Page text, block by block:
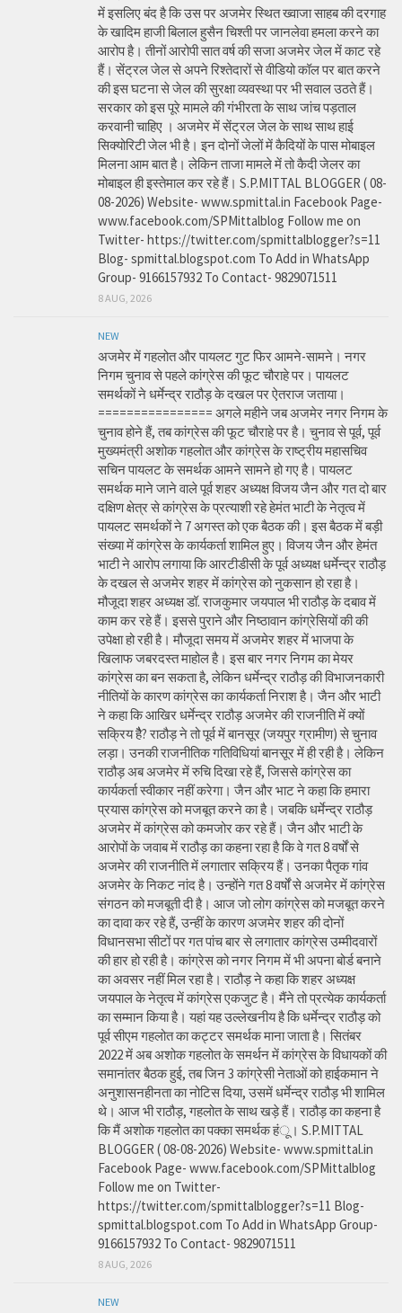
में इसलिए बंद है कि उस पर अजमेर स्थित ख्वाजा साहब की दरगाह
के खादिम हाजी बिलाल हुसैन चिश्ती पर जानलेवा हमला करने का
आरोप है। तीनों आरोपी सात वर्ष की सजा अजमेर जेल में काट रहे
हैं। सेंट्रल जेल से अपने रिश्तेदारों से वीडियो कॉल पर बात करने
की इस घटना से जेल की सुरक्षा व्यवस्था पर भी सवाल उठते हैं।
सरकार को इस पूरे मामले की गंभीरता के साथ जांच पड़ताल
करवानी चाहिए । अजमेर में सेंट्रल जेल के साथ साथ हाई
सिक्योरिटी जेल भी है। इन दोनों जेलों में कैदियों के पास मोबाइल
मिलना आम बात है। लेकिन ताजा मामले में तो कैदी जेलर का
मोबाइल ही इस्तेमाल कर रहे हैं। S.P.MITTAL BLOGGER ( 08-
08-2026) Website- www.spmittal.in Facebook Page-
www.facebook.com/SPMittalblog Follow me on
Twitter- https://twitter.com/spmittalblogger?s=11
Blog- spmittal.blogspot.com To Add in WhatsApp
Group- 9166157932 To Contact- 9829071511
8 AUG, 2026
NEW
अजमेर में गहलोत और पायलट गुट फिर आमने-सामने। नगर
निगम चुनाव से पहले कांग्रेस की फूट चौराहे पर। पायलट
समर्थकों ने धर्मेन्द्र राठौड़ के दखल पर ऐतराज जताया।
================ अगले महीने जब अजमेर नगर निगम के
चुनाव होने हैं, तब कांग्रेस की फूट चौराहे पर है। चुनाव से पूर्व, पूर्व
मुख्यमंत्री अशोक गहलोत और कांग्रेस के राष्ट्रीय महासचिव
सचिन पायलट के समर्थक आमने सामने हो गए है। पायलट
समर्थक माने जाने वाले पूर्व शहर अध्यक्ष विजय जैन और गत दो बार
दक्षिण क्षेत्र से कांग्रेस के प्रत्याशी रहे हेमंत भाटी के नेतृत्व में
पायलट समर्थकों ने 7 अगस्त को एक बैठक की। इस बैठक में बड़ी
संख्या में कांग्रेस के कार्यकर्ता शामिल हुए। विजय जैन और हेमंत
भाटी ने आरोप लगाया कि आरटीडीसी के पूर्व अध्यक्ष धर्मेन्द्र राठौड़
के दखल से अजमेर शहर में कांग्रेस को नुकसान हो रहा है।
मौजूदा शहर अध्यक्ष डॉ. राजकुमार जयपाल भी राठौड़ के दबाव में
काम कर रहे हैं। इससे पुराने और निष्ठावान कांग्रेसियों की की
उपेक्षा हो रही है। मौजूदा समय में अजमेर शहर में भाजपा के
खिलाफ जबरदस्त माहोल है। इस बार नगर निगम का मेयर
कांग्रेस का बन सकता है, लेकिन धर्मेन्द्र राठौड़ की विभाजनकारी
नीतियों के कारण कांग्रेस का कार्यकर्ता निराश है। जैन और भाटी
ने कहा कि आखिर धर्मेन्द्र राठौड़ अजमेर की राजनीति में क्यों
सक्रिय हैै? राठौड़ ने तो पूर्व में बानसूर (जयपुर ग्रामीण) से चुनाव
लड़ा। उनकी राजनीतिक गतिविधियां बानसूर में ही रही है। लेकिन
राठौड़ अब अजमेर में रुचि दिखा रहे हैं, जिससे कांग्रेस का
कार्यकर्ता स्वीकार नहीं करेगा। जैन और भाट ने कहा कि हमारा
प्रयास कांग्रेस को मजबूत करने का है। जबकि धर्मेन्द्र राठौड़
अजमेर में कांग्रेस को कमजोर कर रहे हैं। जैन और भाटी के
आरोपों के जवाब में राठौड़ का कहना रहा है कि वे गत 8 वर्षों से
अजमेर की राजनीति में लगातार सक्रिय हैं। उनका पैतृक गांव
अजमेर के निकट नांद है। उन्होंने गत 8 वर्षों से अजमेर में कांग्रेस
संगठन को मजबूती दी है। आज जो लोग कांग्रेस को मजबूत करने
का दावा कर रहे हैं, उन्हीं के कारण अजमेर शहर की दोनों
विधानसभा सीटों पर गत पांच बार से लगातार कांग्रेस उम्मीदवारों
की हार हो रही है। कांग्रेस को नगर निगम में भी अपना बोर्ड बनाने
का अवसर नहीं मिल रहा है। राठौड़ ने कहा कि शहर अध्यक्ष
जयपाल के नेतृत्व में कांग्रेस एकजुट है। मैंने तो प्रत्येक कार्यकर्ता
का सम्मान किया है। यहां यह उल्लेखनीय है कि धर्मेन्द्र राठौड़ को
पूर्व सीएम गहलोत का कट्टर समर्थक माना जाता है। सितंबर
2022 में अब अशोक गहलोत के समर्थन में कांग्रेस के विधायकों की
समानांतर बैठक हुई, तब जिन 3 कांग्रेसी नेताओं को हाईकमान ने
अनुशासनहीनता का नोटिस दिया, उसमें धर्मेन्द्र राठौड़ भी शामिल
थे। आज भी राठौड़, गहलोत के साथ खड़े हैं। राठौड़ का कहना है
कि मैं अशोक गहलोत का पक्का समर्थक हंू। S.P.MITTAL
BLOGGER ( 08-08-2026) Website- www.spmittal.in
Facebook Page- www.facebook.com/SPMittalblog
Follow me on Twitter-
https://twitter.com/spmittalblogger?s=11 Blog-
spmittal.blogspot.com To Add in WhatsApp Group-
9166157932 To Contact- 9829071511
8 AUG, 2026
NEW